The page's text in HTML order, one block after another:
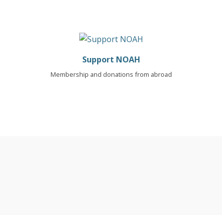
Support NOAH
Membership and donations from abroad